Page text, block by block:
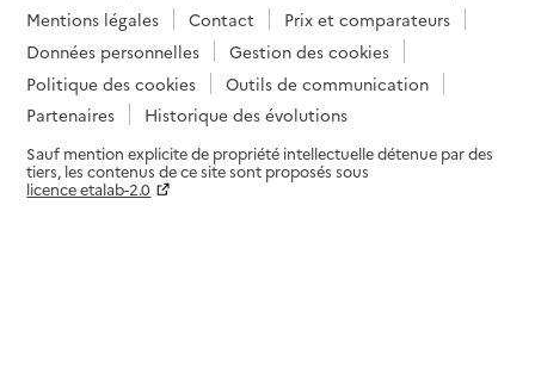
Mentions légales
Contact
Prix et comparateurs
Données personnelles
Gestion des cookies
Politique des cookies
Outils de communication
Partenaires
Historique des évolutions
Sauf mention explicite de propriété intellectuelle détenue par des
tiers, les contenus de ce site sont proposés sous
licence etalab-2.0